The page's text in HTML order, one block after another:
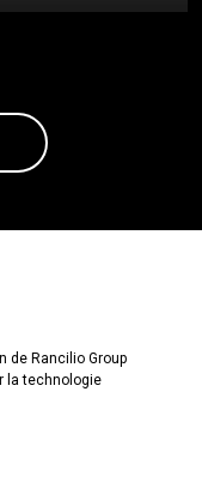
de Rancilio Group
la technologie